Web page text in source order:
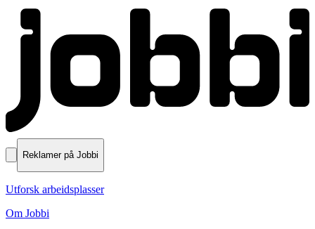
Reklamer på Jobbi
Utforsk arbeidsplasser
Om Jobbi